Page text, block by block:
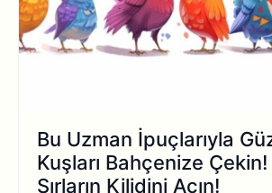
Bu Uzman İpuçlarıyla
Kuşları Bahçenize
Sırların Kilidini Açın!